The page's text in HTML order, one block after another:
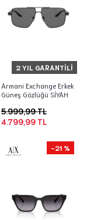
2 YIL GARANTILI
Armani Exchange Erkek
Güneş Gözlüğü SİYAH
4.799,99 TL
5.999,99 TL
-21 %